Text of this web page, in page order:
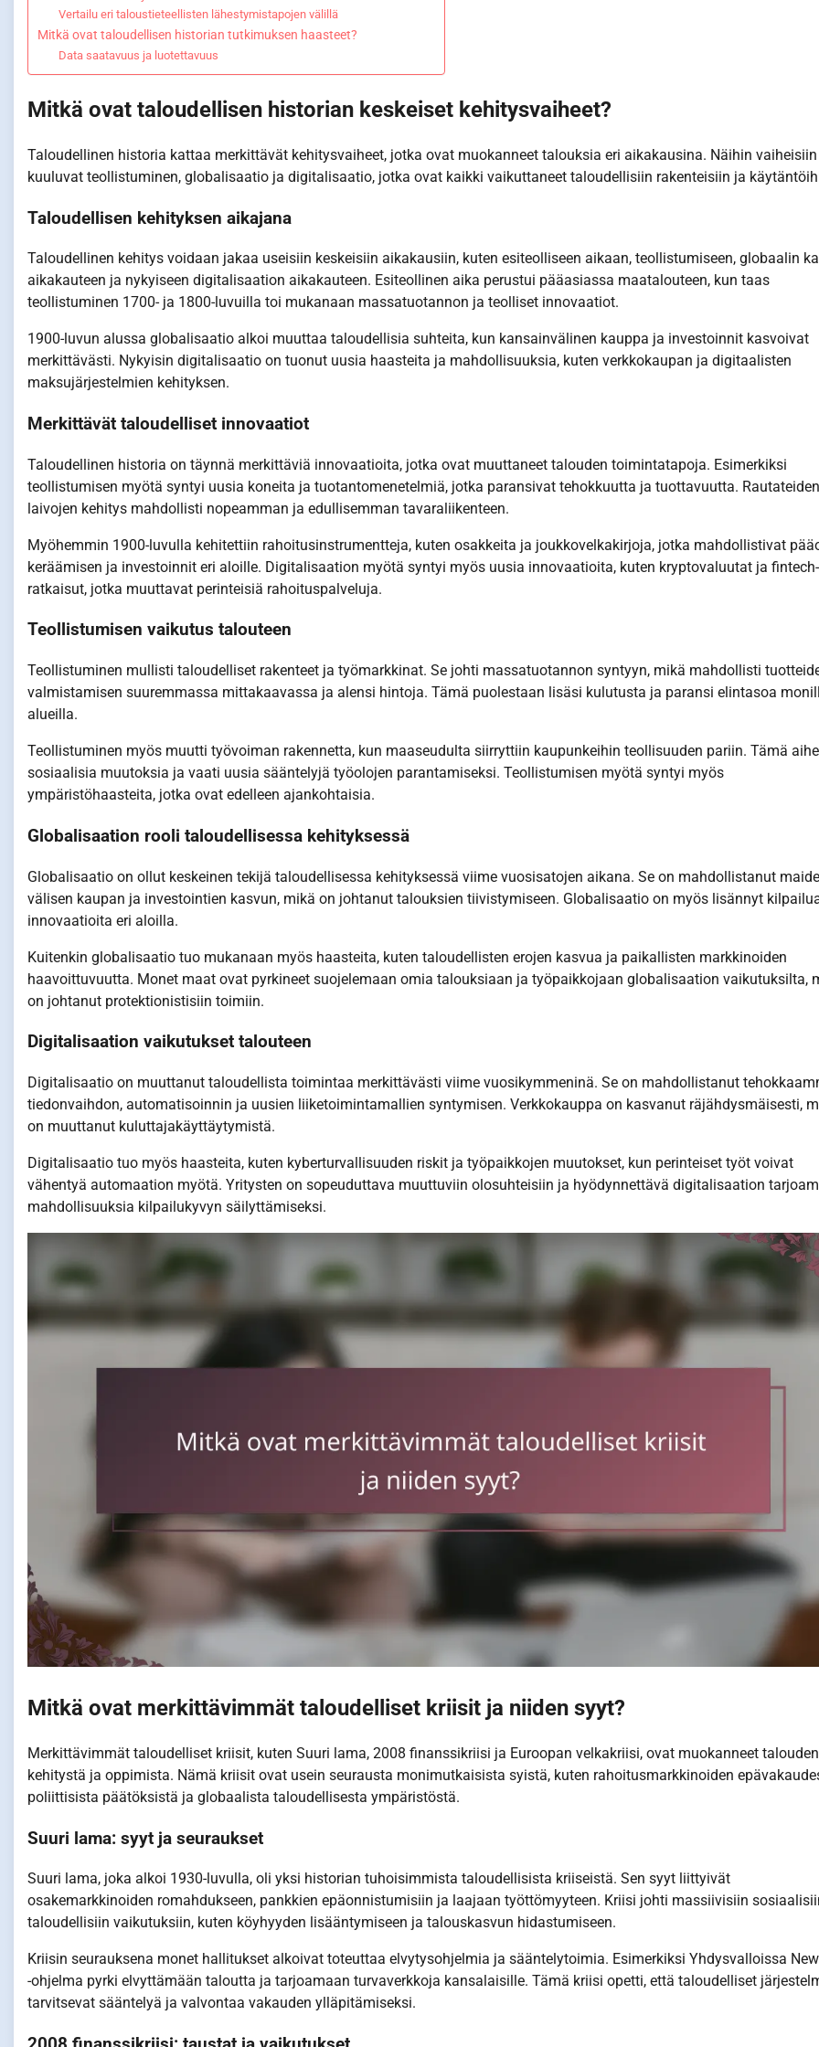
Vertailu eri taloustieteellisten lähestymistapojen välillä
Mitkä ovat taloudellisen historian tutkimuksen haasteet?
Data saatavuus ja luotettavuus
Mitkä ovat taloudellisen historian keskeiset kehitysvaiheet?
Taloudellinen historia kattaa merkittävät kehitysvaiheet, jotka ovat muokanneet talouksia eri aikakausina. Näihin vaiheisiin
kuuluvat teollistuminen, globalisaatio ja digitalisaatio, jotka ovat kaikki vaikuttaneet taloudellisiin rakenteisiin ja
Taloudellisen kehityksen aikajana
Taloudellinen kehitys voidaan jakaa useisiin keskeisiin aikakausiin, kuten esiteolliseen aikaan, teollistumiseen, globaalin
aikakauteen ja nykyiseen digitalisaation aikakauteen. Esiteollinen aika perustui pääasiassa maatalouteen, kun taas
teollistuminen 1700- ja 1800-luvuilla toi mukanaan massatuotannon ja teolliset innovaatiot.
1900-luvun alussa globalisaatio alkoi muuttaa taloudellisia suhteita, kun kansainvälinen kauppa ja investoinnit kasvoivat
merkittävästi. Nykyisin digitalisaatio on tuonut uusia haasteita ja mahdollisuuksia, kuten verkkokaupan ja digitaalisten
maksujärjestelmien kehityksen.
Merkittävät taloudelliset innovaatiot
Taloudellinen historia on täynnä merkittäviä innovaatioita, jotka ovat muuttaneet talouden toimintatapoja. Esimerkiksi
teollistumisen myötä syntyi uusia koneita ja tuotantomenetelmiä, jotka paransivat tehokkuutta ja tuottavuutta.
laivojen kehitys mahdollisti nopeamman ja edullisemman tavaraliikenteen.
Myöhemmin 1900-luvulla kehitettiin rahoitusinstrumentteja, kuten osakkeita ja joukkovelkakirjoja, jotka mahdollistivat
keräämisen ja investoinnit eri aloille. Digitalisaation myötä syntyi myös uusia innovaatioita, kuten kryptovaluutat ja fintech-
ratkaisut, jotka muuttavat perinteisiä rahoituspalveluja.
Teollistumisen vaikutus talouteen
Teollistuminen mullisti taloudelliset rakenteet ja työmarkkinat. Se johti massatuotannon syntyyn, mikä mahdollisti
valmistamisen suuremmassa mittakaavassa ja alensi hintoja. Tämä puolestaan lisäsi kulutusta ja paransi elintasoa
alueilla.
Teollistuminen myös muutti työvoiman rakennetta, kun maaseudulta siirryttiin kaupunkeihin teollisuuden pariin. Tämä
sosiaalisia muutoksia ja vaati uusia sääntelyjä työolojen parantamiseksi. Teollistumisen myötä syntyi myös
ympäristöhaasteita, jotka ovat edelleen ajankohtaisia.
Globalisaation rooli taloudellisessa kehityksessä
Globalisaatio on ollut keskeinen tekijä taloudellisessa kehityksessä viime vuosisatojen aikana. Se on mahdollistanut
välisen kaupan ja investointien kasvun, mikä on johtanut talouksien tiivistymiseen. Globalisaatio on myös lisännyt
innovaatioita eri aloilla.
Kuitenkin globalisaatio tuo mukanaan myös haasteita, kuten taloudellisten erojen kasvua ja paikallisten markkinoiden
haavoittuvuutta. Monet maat ovat pyrkineet suojelemaan omia talouksiaan ja työpaikkojaan globalisaation vaikutuksilta,
on johtanut protektionistisiin toimiin.
Digitalisaation vaikutukset talouteen
Digitalisaatio on muuttanut taloudellista toimintaa merkittävästi viime vuosikymmeninä. Se on mahdollistanut
tiedonvaihdon, automatisoinnin ja uusien liiketoimintamallien syntymisen. Verkkokauppa on kasvanut räjähdysmäisesti,
on muuttanut kuluttajakäyttäytymistä.
Digitalisaatio tuo myös haasteita, kuten kyberturvallisuuden riskit ja työpaikkojen muutokset, kun perinteiset työt voivat
vähentyä automaation myötä. Yritysten on sopeuduttava muuttuviin olosuhteisiin ja hyödynnettävä digitalisaation
mahdollisuuksia kilpailukyvyn säilyttämiseksi.
Mitkä ovat merkittävimmät taloudelliset kriisit ja niiden syyt?
Merkittävimmät taloudelliset kriisit, kuten Suuri lama, 2008 finanssikriisi ja Euroopan velkakriisi, ovat muokanneet talouden
kehitystä ja oppimista. Nämä kriisit ovat usein seurausta monimutkaisista syistä, kuten rahoitusmarkkinoiden
poliittisista päätöksistä ja globaalista taloudellisesta ympäristöstä.
Suuri lama: syyt ja seuraukset
Suuri lama, joka alkoi 1930-luvulla, oli yksi historian tuhoisimmista taloudellisista kriiseistä. Sen syyt liittyivät
osakemarkkinoiden romahdukseen, pankkien epäonnistumisiin ja laajaan työttömyyteen. Kriisi johti massiivisiin
taloudellisiin vaikutuksiin, kuten köyhyyden lisääntymiseen ja talouskasvun hidastumiseen.
Kriisin seurauksena monet hallitukset alkoivat toteuttaa elvytysohjelmia ja sääntelytoimia. Esimerkiksi Yhdysvalloissa New
-ohjelma pyrki elvyttämään taloutta ja tarjoamaan turvaverkkoja kansalaisille. Tämä kriisi opetti, että taloudelliset
tarvitsevat sääntelyä ja valvontaa vakauden ylläpitämiseksi.